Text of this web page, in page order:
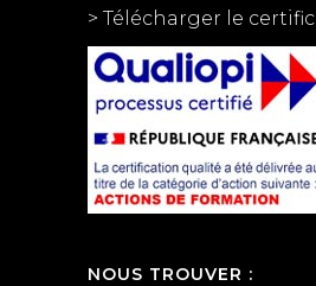
> Télécharger le
NOUS TROUVER :